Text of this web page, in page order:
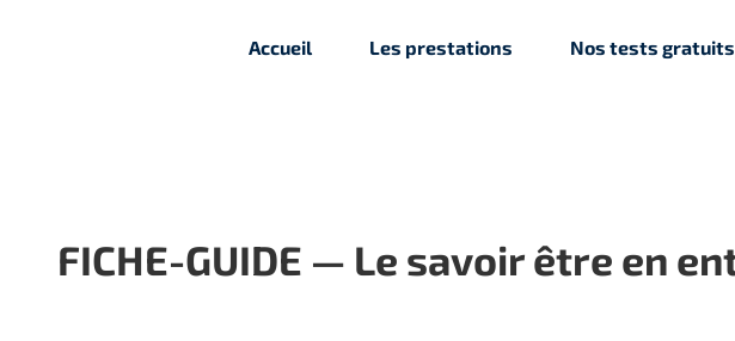
Accueil Les prestations Nos tests gratuits
FICHE-GUIDE — Le savoir être en